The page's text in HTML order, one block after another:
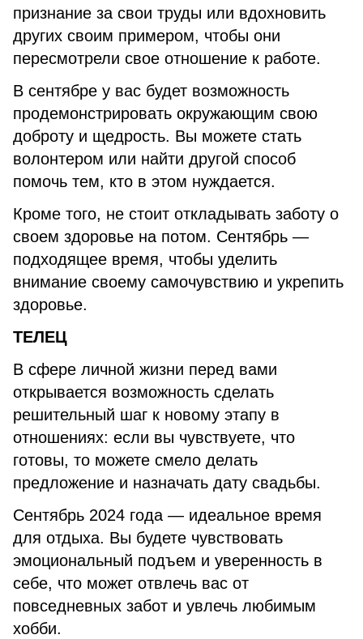
признание за свои труды или вдохновить
других своим примером, чтобы они
пересмотрели свое отношение к работе.
В сентябре у вас будет возможность
продемонстрировать окружающим свою
доброту и щедрость. Вы можете стать
волонтером или найти другой способ
помочь тем, кто в этом нуждается.
Кроме того, не стоит откладывать заботу о
своем здоровье на потом. Сентябрь —
подходящее время, чтобы уделить
внимание своему самочувствию и укрепить
здоровье.
ТЕЛЕЦ
В сфере личной жизни перед вами
открывается возможность сделать
решительный шаг к новому этапу в
отношениях: если вы чувствуете, что
готовы, то можете смело делать
предложение и назначать дату свадьбы.
Сентябрь 2024 года — идеальное время
для отдыха. Вы будете чувствовать
эмоциональный подъем и уверенность в
себе, что может отвлечь вас от
повседневных забот и увлечь любимым
хобби.